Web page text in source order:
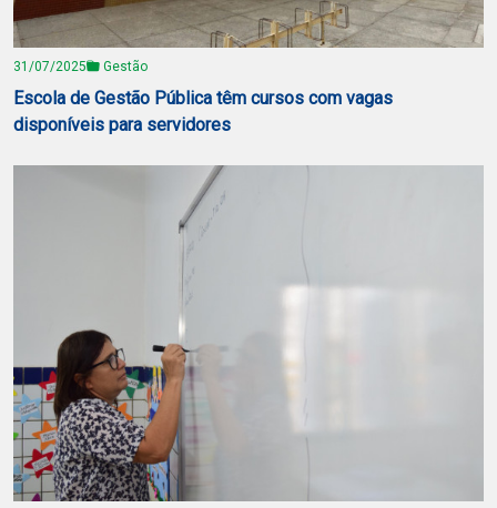
31/07/2025 Gestão
Escola de Gestão Pública têm cursos com vagas
disponíveis para servidores